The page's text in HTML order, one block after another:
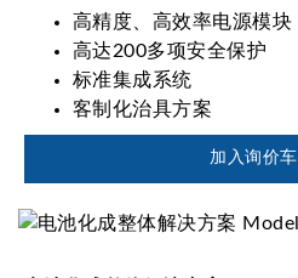
高精度、高效率电源模块
高达200多项安全保护
标准集成系统
客制化治具方案
加入询价车